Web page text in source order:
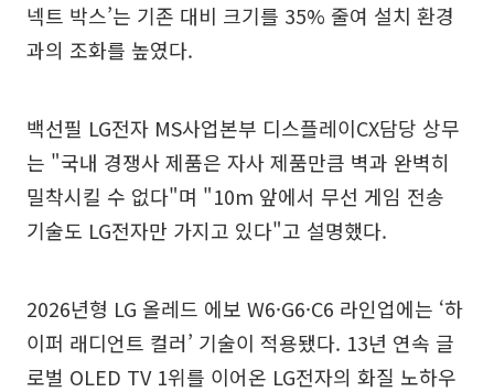
넥트 박스’는 기존 대비 크기를 35% 줄여 설치 환경
과의 조화를 높였다.
백선필 LG전자 MS사업본부 디스플레이CX담당 상무
는 "국내 경쟁사 제품은 자사 제품만큼 벽과 완벽히
밀착시킬 수 없다"며 "10m 앞에서 무선 게임 전송
기술도 LG전자만 가지고 있다"고 설명했다.
2026년형 LG 올레드 에보 W6·G6·C6 라인업에는 ‘하
이퍼 래디언트 컬러’ 기술이 적용됐다. 13년 연속 글
로벌 OLED TV 1위를 이어온 LG전자의 화질 노하우